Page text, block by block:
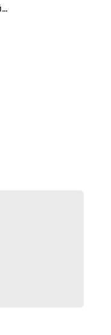
вузов
все
от
до